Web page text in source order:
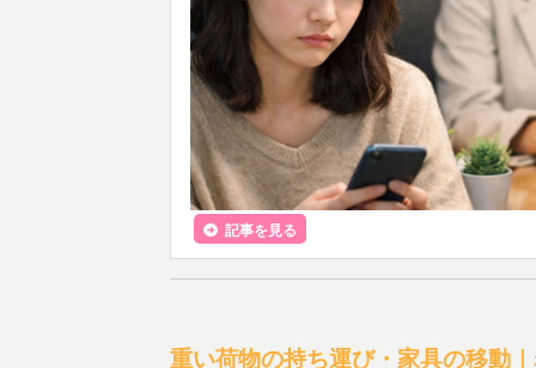
記事を見る
重い荷物の持ち運び・家具の移動